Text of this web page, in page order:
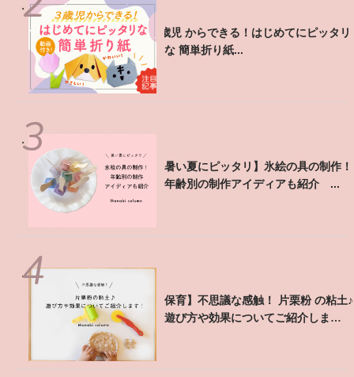
3歳児 からできる！はじめてにピッタリ
な 簡単折り紙...
【暑い夏にピッタリ】氷絵の具の制作！
年齢別の制作アイディアも紹介 ...
【保育】不思議な感触！ 片栗粉 の粘土♪
遊び方や効果についてご紹介しま